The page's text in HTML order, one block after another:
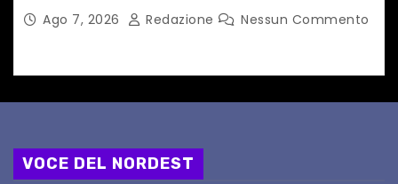
Ago 7, 2026 Redazione Nessun Commento
VOCE DEL NORDEST